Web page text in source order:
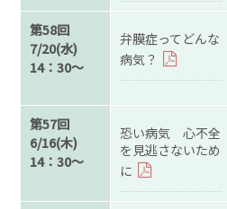
第58回
7/20(水)
14：30～
弁膜症ってどんな
病気？
第57回
6/16(木)
14：30～
恐い病気 心不全
を見逃さないため
に